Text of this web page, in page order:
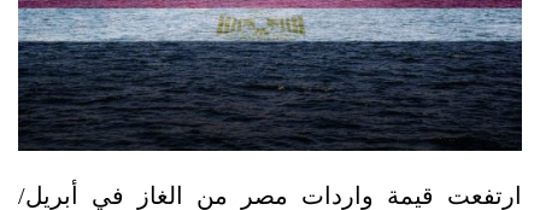
ارتفعت قيمة واردات مصر من الغاز في أبريل/